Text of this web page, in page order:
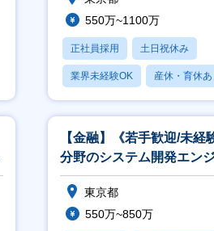
550万~1100万
正社員採用 土日祝休み
業界未経験OK 産休・育休あ
賞与あり
【金融】《若手歓迎/未経
分野のシステム開発エン
東京都
550万~850万